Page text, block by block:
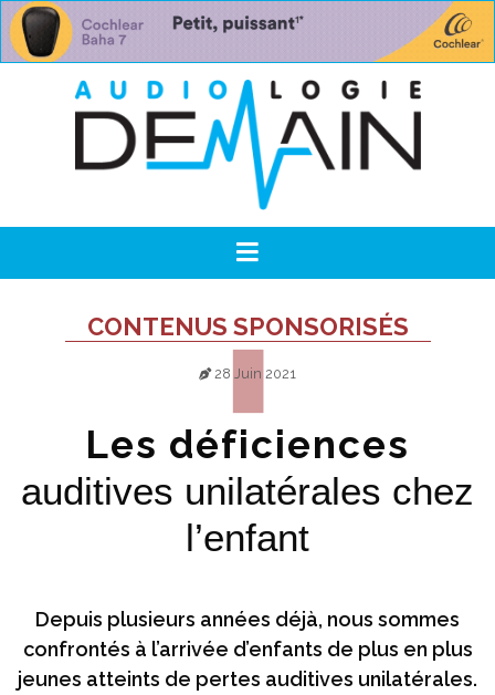
CONTENUS SPONSORISÉS
28 Juin 2021
Les déficiences
auditives unilatérales chez
l’enfant
Depuis plusieurs années déjà, nous sommes
confrontés à l’arrivée d’enfants de plus en plus
jeunes atteints de pertes auditives unilatérales.